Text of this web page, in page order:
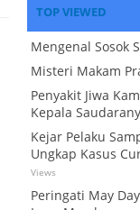
TOP VIEWED
Mengenal Sosok
Misteri Makam
Penyakit Jiwa
Kepala
Kejar Pelaku
Ungkap Kasus
Views
Peringati May